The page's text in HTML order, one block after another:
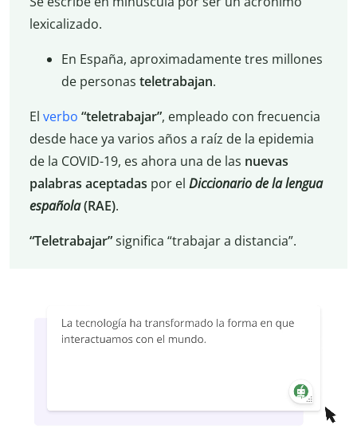
lexicalizado.
En España, aproximadamente tres millones
de personas teletrabajan.
El verbo “teletrabajar”, empleado con frecuencia
desde hace ya varios años a raíz de la epidemia
de la COVID-19, es ahora una de las nuevas
palabras aceptadas por el Diccionario de la lengua
española(RAE).
“Teletrabajar”significa “trabajar a distancia”.